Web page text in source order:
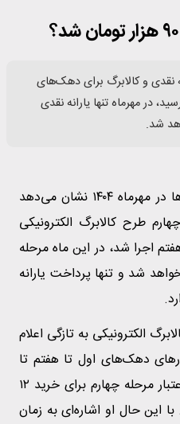
نقدی و کالابرگ برای دهک‌های
تومان می‌رسید، در مهرماه تنها یارانه نقدی
شد.
بررسی وضعیت پرداخت یارانه‌ها در مهرماه ۱۴۰۴ نشان می‌دهد
طرح کالابرگ الکترونیکی
اجرا شد، در این ماه مرحله
شد و تنها پرداخت یارانه
الکترونیکی به تازگی اعلام
دهک‌های اول تا هفتم تا
پایان آبان‌ماه فرصت دارند از اعتبار مرحله چهارم برای خرید ۱۲
این حال او اشاره‌ای به زمان